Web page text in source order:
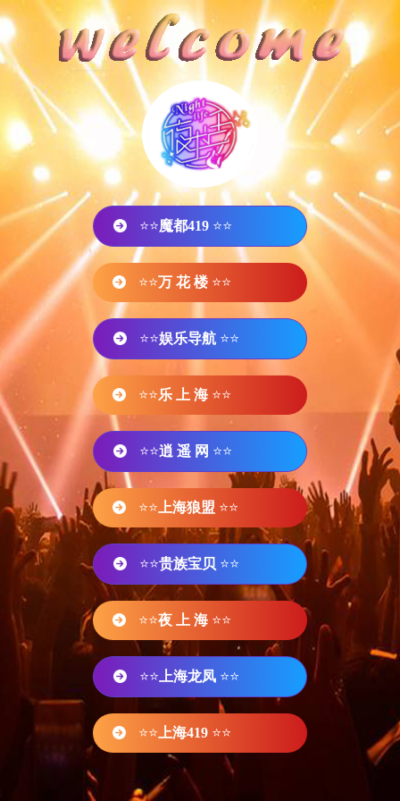
⭐⭐魔都419 ⭐⭐
⭐⭐万 花 楼 ⭐⭐
⭐⭐娱乐导航 ⭐⭐
⭐⭐乐 上 海 ⭐⭐
⭐⭐逍 遥 网 ⭐⭐
⭐⭐ 上海狼盟 ⭐⭐
⭐⭐贵族宝贝 ⭐⭐
⭐⭐夜 上 海 ⭐⭐
⭐⭐ 上海龙凤 ⭐⭐
⭐⭐ 上海419 ⭐⭐